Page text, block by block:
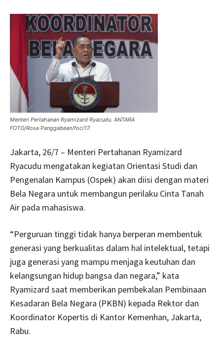
Menteri Pertahanan Ryamizard Ryacudu. ANTARA
FOTO/Rosa Panggabean/foc/17.
Jakarta, 26/7 – Menteri Pertahanan Ryamizard
Ryacudu mengatakan kegiatan Orientasi Studi dan
Pengenalan Kampus (Ospek) akan diisi dengan materi
Bela Negara untuk membangun perilaku Cinta Tanah
Air pada mahasiswa.
“Perguruan tinggi tidak hanya berperan membentuk
generasi yang berkualitas dalam hal intelektual, tetapi
juga generasi yang mampu menjaga keutuhan dan
kelangsungan hidup bangsa dan negara,” kata
Ryamizard saat memberikan pembekalan Pembinaan
Kesadaran Bela Negara (PKBN) kepada Rektor dan
Koordinator Kopertis di Kantor Kemenhan, Jakarta,
Rabu.